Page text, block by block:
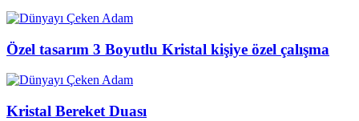
Özel tasarım 3 Boyutlu Kristal kişiye özel çalışma
Kristal Bereket Duası